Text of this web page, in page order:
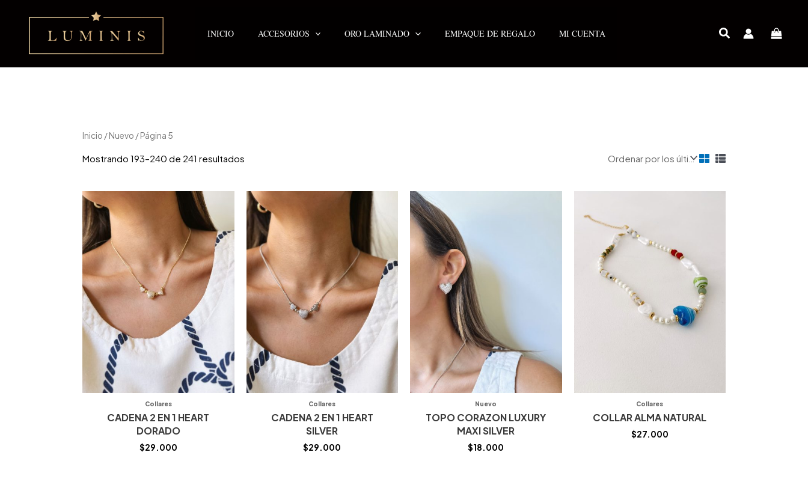
contenido
INICIO
ACCESORIOS ORO LAMINADO EMPAQUE DE REGALO MI CUENTA
Inicio /Nuevo / Página 5
Mostrando 193–240 de 241 resultados
Collares
CADENA 2 EN 1 HEART
DORADO
$29.000
Collares
CADENA 2 EN 1 HEART
SILVER
$29.000
Nuevo
TOPO CORAZON LUXURY
MAXI SILVER
$18.000
Collares
COLLAR ALMA NATURAL
$27.000